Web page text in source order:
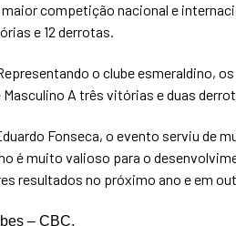
competição nacional e
e 12 derrotas.
o clube esmeraldino,
A três vitórias e duas
Fonseca, o evento serviu de
é muito valioso para o
resultados no próximo ano e em
– CBC.